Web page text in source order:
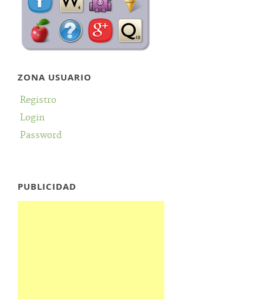
ZONA USUARIO
Registro
Login
Password
PUBLICIDAD